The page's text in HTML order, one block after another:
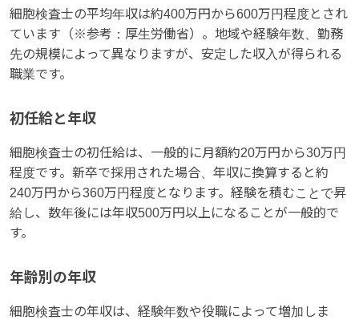
細胞検査士の平均年収は約400万円から600万円程度とされ
ています（※参考：厚生労働省）。地域や経験年数、勤務
先の規模によって異なりますが、安定した収入が得られる
職業です。
初任給と年収
細胞検査士の初任給は、一般的に月額約20万円から30万円
程度です。新卒で採用された場合、年収に換算すると約
240万円から360万円程度となります。経験を積むことで昇
給し、数年後には年収500万円以上になることが一般的で
す。
年齢別の年収
細胞検査士の年収は、経験年数や役職によって増加しま